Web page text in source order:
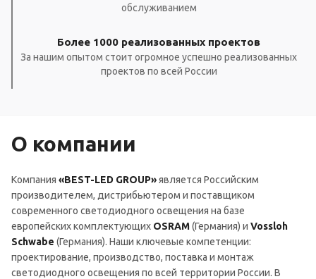
обслуживанием
Более 1000 реализованных проектов
За нашим опытом стоит огромное успешно реализованных
проектов по всей России
О компании
Компания «BEST-LED GROUP»является Российским
производителем, дистрибьютером и поставщиком
современного светодиодного освещения на базе
европейских комплектующих OSRAM(Германия) и Vossloh
Schwabe (Германия). Наши ключевые компетенции:
проектирование, производство, поставка и монтаж
светодиодного освещения по всей территории России. В